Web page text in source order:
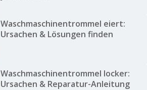
Waschmaschinentrommel eiert:
Ursachen & Lösungen finden
Waschmaschinentrommel locker:
Ursachen & Reparatur-Anleitung